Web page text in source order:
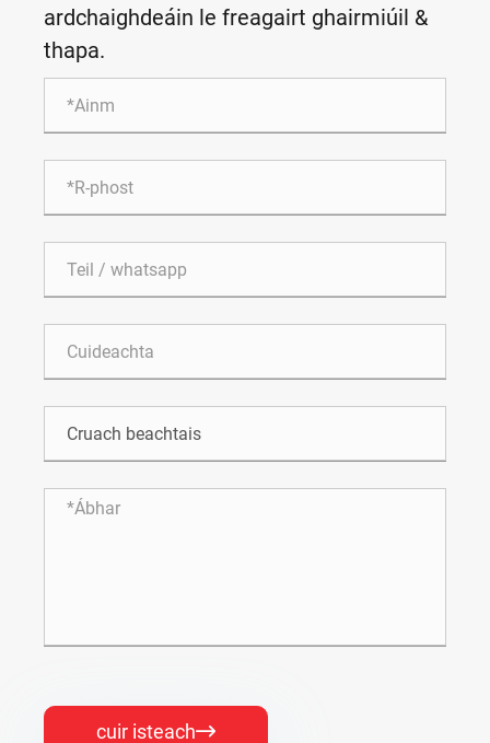
ardchaighdeáin le freagairt ghairmiúil &
thapa.
cuir isteach